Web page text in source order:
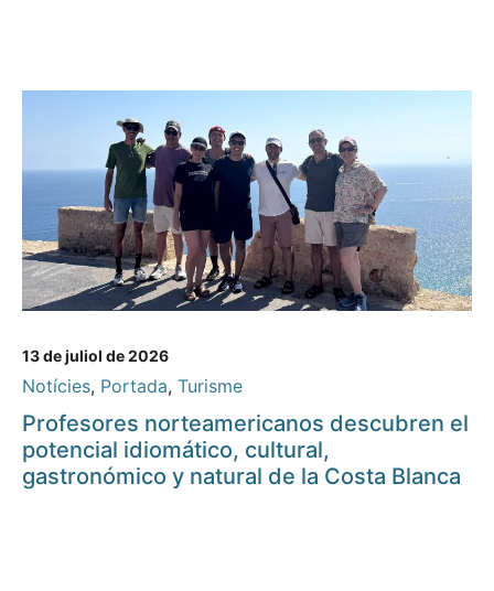
13 de juliol de 2026
Notícies, Portada, Turisme
Profesores norteamericanos descubren el
potencial idiomático, cultural,
gastronómico y natural de la Costa Blanca